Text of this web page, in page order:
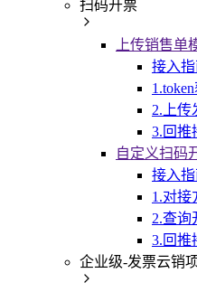
扫码开票
上传销售单
接入
2.上传
3.回推
自定义扫码
接入
1.对接
2.查询
3.回推
企业级-发票云销